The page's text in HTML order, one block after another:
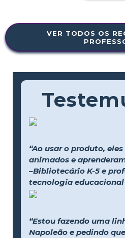
VER TODOS OS
“Ao usar o produto,
animados e
–Bibliotecário K-5 e
tecnologia educacional
“Estou fazendo uma
Napoleão e pedindo